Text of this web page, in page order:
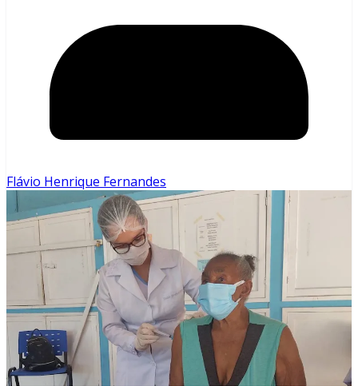
Flávio Henrique Fernandes